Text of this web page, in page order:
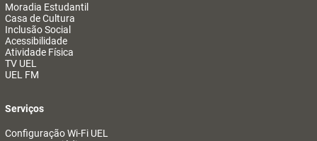
Moradia Estudantil
Casa de Cultura
Inclusão Social
Acessibilidade
Atividade Física
TV UEL
UEL FM
Serviços
Configuração Wi-Fi UEL